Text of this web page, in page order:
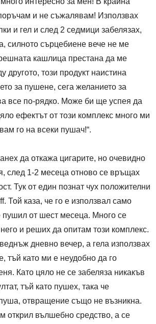
и не съжалявам! Използвах
и гел и след 2 седмици забелязах,
силното сърцебиене вече не ме
кашлица престана да ме
другото, този продукт наистина
за пушене, сега желанието за
все по-рядко. Може би ще успея да
ефектът от този комплекс много ми
го на всеки пушач!“.
да откажа цигарите, но очевидно
след 1-2 месеца отново се връщах
Тук от един познат чух положителни
Той каза, че го е използвал само
пушил от шест месеца. Много се
и реших да опитам този комплекс.
дневно вечер, а гела използвах
тъй като ми е неудобно да го
Като цяло не се забеляза никакъв
тъй като пушех, така че
отвращение също не възникна.
открил вълшебно средство, а се